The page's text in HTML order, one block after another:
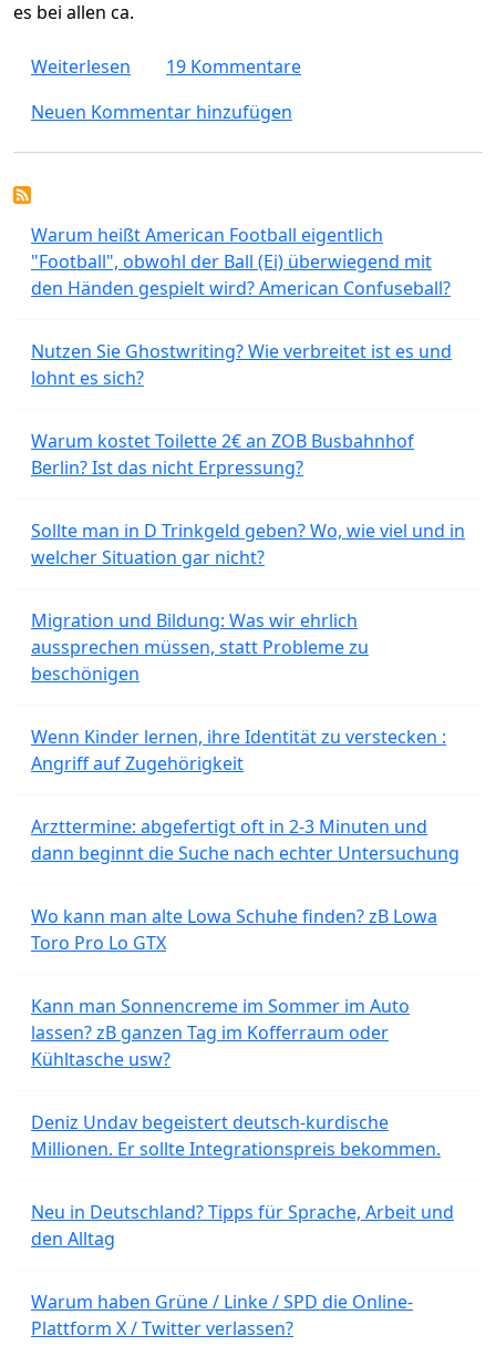
es bei allen ca.
Weiterlesen über Dauer der Einbürgerung in München
19 Kommentare
Neuen Kommentar hinzufügen
Warum heißt American Football eigentlich
"Football", obwohl der Ball (Ei) überwiegend mit
den Händen gespielt wird? American Confuseball?
Nutzen Sie Ghostwriting? Wie verbreitet ist es und
lohnt es sich?
Warum kostet Toilette 2€ an ZOB Busbahnhof
Berlin? Ist das nicht Erpressung?
Sollte man in D Trinkgeld geben? Wo, wie viel und in
welcher Situation gar nicht?
Migration und Bildung: Was wir ehrlich
aussprechen müssen, statt Probleme zu
beschönigen
Wenn Kinder lernen, ihre Identität zu verstecken :
Angriff auf Zugehörigkeit
Arzttermine: abgefertigt oft in 2-3 Minuten und
dann beginnt die Suche nach echter Untersuchung
Wo kann man alte Lowa Schuhe finden? zB Lowa
Toro Pro Lo GTX
Kann man Sonnencreme im Sommer im Auto
lassen? zB ganzen Tag im Kofferraum oder
Kühltasche usw?
Deniz Undav begeistert deutsch-kurdische
Millionen. Er sollte Integrationspreis bekommen.
Neu in Deutschland? Tipps für Sprache, Arbeit und
den Alltag
Warum haben Grüne / Linke / SPD die Online-
Plattform X / Twitter verlassen?